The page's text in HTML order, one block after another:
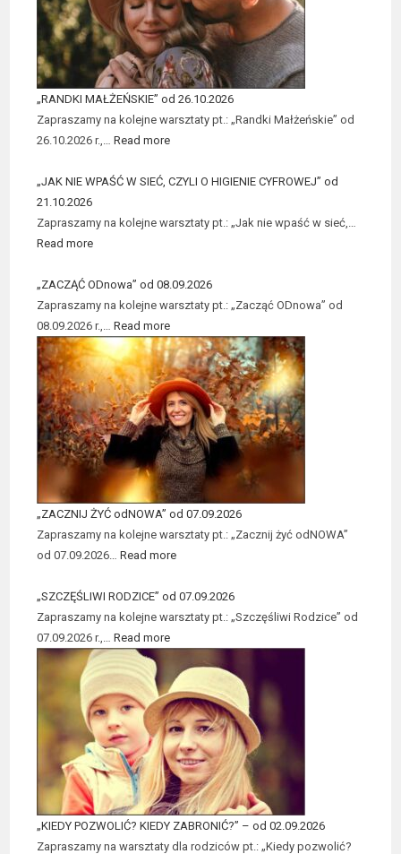
„RANDKI MAŁŻEŃSKIE” od 26.10.2026
Zapraszamy na kolejne warsztaty pt.: „Randki Małżeńskie” od
26.10.2026 r.,…Read more
„JAK NIE WPAŚĆ W SIEĆ, CZYLI O HIGIENIE CYFROWEJ” od
21.10.2026
Zapraszamy na kolejne warsztaty pt.: „Jak nie wpaść w sieć,…
Read more
„ZACZĄĆ ODnowa” od 08.09.2026
Zapraszamy na kolejne warsztaty pt.: „Zacząć ODnowa” od
08.09.2026 r.,…Read more
„ZACZNIJ ŻYĆ odNOWA” od 07.09.2026
Zapraszamy na kolejne warsztaty pt.: „Zacznij żyć odNOWA”
od 07.09.2026…Read more
„SZCZĘŚLIWI RODZICE” od 07.09.2026
Zapraszamy na kolejne warsztaty pt.: „Szczęśliwi Rodzice” od
07.09.2026 r.,…Read more
„KIEDY POZWOLIĆ? KIEDY ZABRONIĆ?” – od 02.09.2026
Zapraszamy na warsztaty dla rodziców pt.: „Kiedy pozwolić?